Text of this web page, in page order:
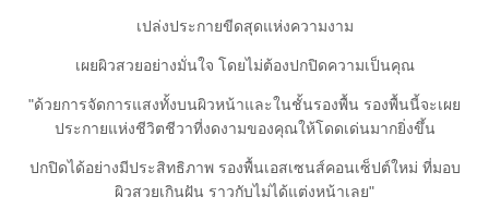
เปล่งประกายขีดสุดแห่งความงาม
เผยผิวสวยอย่างมั่นใจ โดยไม่ต้องปกปิดความเป็นคุณ
"ด้วยการจัดการแสงทั้งบนผิวหน้าและในชั้นรองพื้น รองพื้นนี้จะเผย
ประกายแห่งชีวิตชีวาที่งดงามของคุณให้โดดเด่นมากยิ่งขึ้น
ปกปิดได้อย่างมีประสิทธิภาพ รองพื้นเอสเซนส์คอนเซ็ปต์ใหม่ ที่มอบ
ผิวสวยเกินฝัน ราวกับไม่ได้แต่งหน้าเลย"